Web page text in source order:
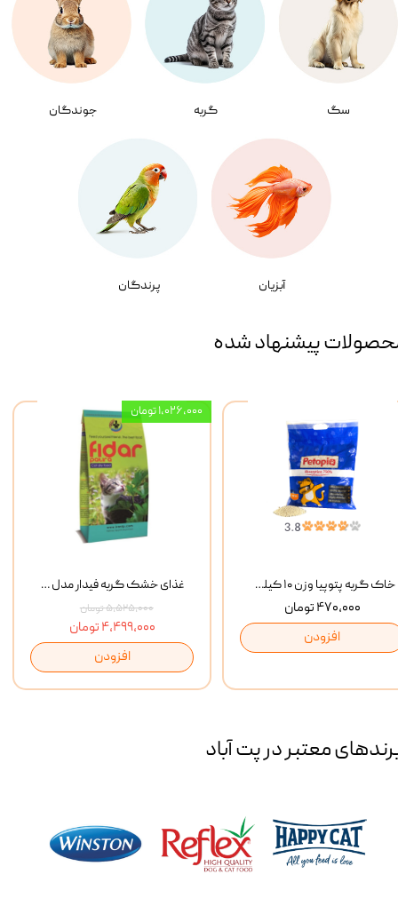
سگ گربه جوندگان
آبزیان پرندگان
پیشنهاد شده
غذای خشک گربه فیدار مدل Adult وزن 10 کیلوگرم
۵,۵۲۵,۰۰۰ تومان
۴,۴۹۹,۰۰۰ تومان
افزودن
۱,۰۲۶,۰۰۰ تومان
خاک گربه پتوپیا وزن ۱۰ کیلوگرم
۴۷۰,۰۰۰ تومان
افزودن
معتبر در پت آباد